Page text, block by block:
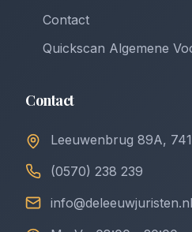
Contact
Quickscan Algemene
Contact
Leeuwenbrug 89A,
(0570) 238 239
info@deleeuwjuristen.nl